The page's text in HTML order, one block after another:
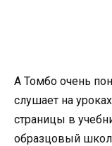
А Томбо очень
слушает на
страницы в
образцовый